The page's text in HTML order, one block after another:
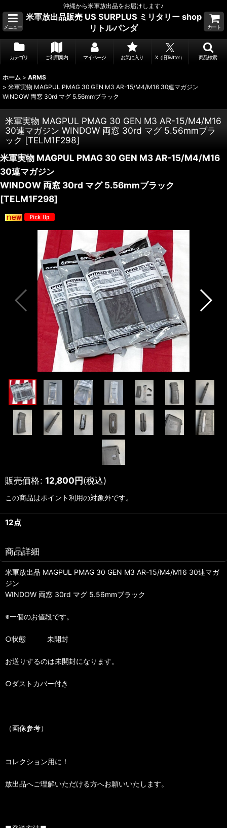
沖縄から米軍放出品をお届けします♪
メニュー
米軍放出品販売 US SURPLUS ミリタリー shop
リトルパンダ
カート
カテゴリ ご利用案内 マイページ お気に入り X（旧Twitter） 商品検索
ホーム > ARMS
> 米軍実物 MAGPUL PMAG 30 GEN M3 AR-15/M4/M16 30連マガジン
WINDOW 両窓 30rd マグ 5.56mmブラック
米軍実物 MAGPUL PMAG 30 GEN M3 AR-15/M4/M16
30連マガジン WINDOW 両窓 30rd マグ 5.56mmブラ
ック [TELM1F298]
米軍実物 MAGPUL PMAG 30 GEN M3 AR-15/M4/M16
30連マガジン
WINDOW 両窓 30rd マグ 5.56mmブラック
[TELM1F298]
販売価格: 12,800円(税込)
この商品はポイント利用の対象外です。
12点
商品詳細
米軍放出品 MAGPUL PMAG 30 GEN M3 AR-15/M4/M16 30連マガ
ジン
WINDOW 両窓 30rd マグ 5.56mmブラック
※一個のお値段です。
○状態 未開封
お送りするのは未開封になります。
○ダストカバー付き
（画像参考）
コレクション用に！
放出品へご理解いただける方へお願いいたします。